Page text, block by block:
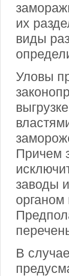
их
виды
Уловы
Причем
заводы
органом
В